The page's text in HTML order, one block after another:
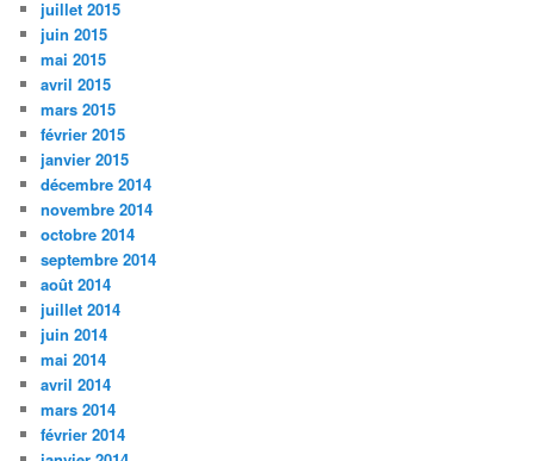
juillet 2015
juin 2015
mai 2015
avril 2015
mars 2015
février 2015
janvier 2015
décembre 2014
novembre 2014
octobre 2014
septembre 2014
août 2014
juillet 2014
juin 2014
mai 2014
avril 2014
mars 2014
février 2014